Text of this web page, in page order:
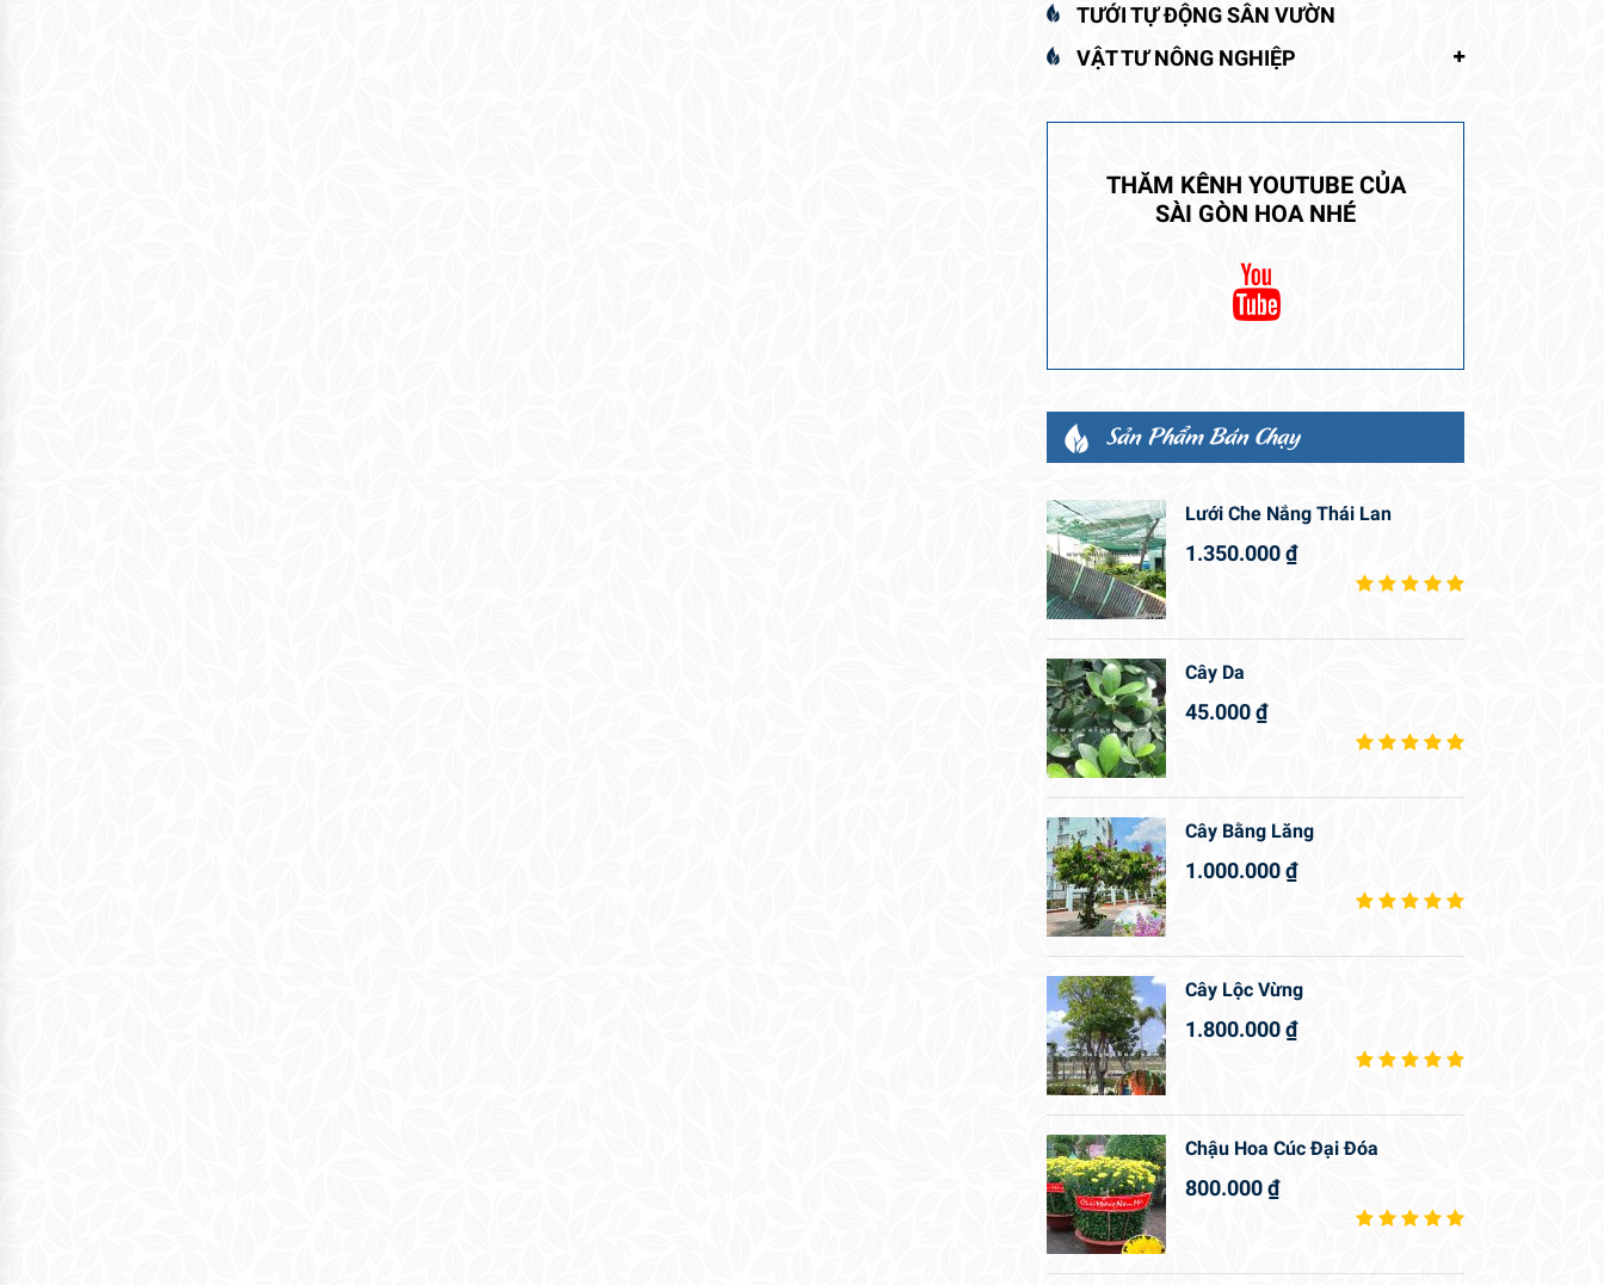
TƯỚI TỰ ĐỘNG SÂN VƯỜN
VẬT TƯ NÔNG NGHIỆP
THĂM KÊNH YOUTUBE CỦA
SÀI GÒN HOA NHÉ
Sản Phẩm Bán Chạy
Lưới Che Nắng Thái Lan
1.350.000₫
Cây Da
45.000₫
Cây Bằng Lăng
1.000.000₫
Cây Lộc Vừng
1.800.000₫
Chậu Hoa Cúc Đại Đóa
800.000₫